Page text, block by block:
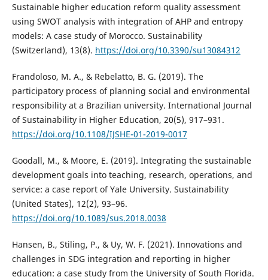
Sustainable higher education reform quality assessment
using SWOT analysis with integration of AHP and entropy
models: A case study of Morocco. Sustainability
(Switzerland), 13(8). https://doi.org/10.3390/su13084312
Frandoloso, M. A., & Rebelatto, B. G. (2019). The
participatory process of planning social and environmental
responsibility at a Brazilian university. International Journal
of Sustainability in Higher Education, 20(5), 917–931.
https://doi.org/10.1108/IJSHE-01-2019-0017
Goodall, M., & Moore, E. (2019). Integrating the sustainable
development goals into teaching, research, operations, and
service: a case report of Yale University. Sustainability
(United States), 12(2), 93–96.
https://doi.org/10.1089/sus.2018.0038
Hansen, B., Stiling, P., & Uy, W. F. (2021). Innovations and
challenges in SDG integration and reporting in higher
education: a case study from the University of South Florida.